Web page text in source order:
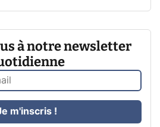
à notre newsletter
m'inscris !